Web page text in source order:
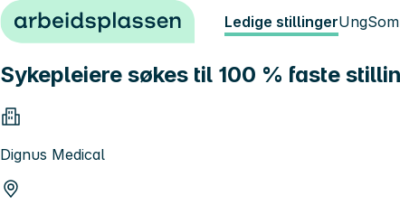
Hopp til innhold Ledige stillingerUng
Sykepleiere søkes til 100 % faste
Dignus Medical